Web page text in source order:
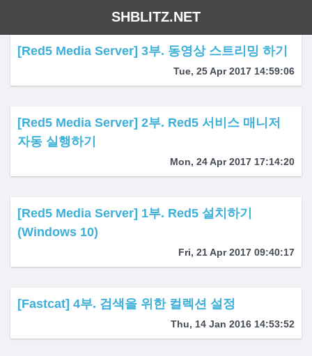
SHBLITZ.NET
[Red5 Media Server] 3부. 동영상 스트리밍 하기
Tue, 25 Apr 2017 14:59:06
[Red5 Media Server] 2부. Red5 서비스 매니저
자동 실행하기
Mon, 24 Apr 2017 17:14:20
[Red5 Media Server] 1부. Red5 설치하기
(Windows 10)
Fri, 21 Apr 2017 09:40:17
[Fastcat] 4부. 검색을 위한 컬렉션 설정
Thu, 14 Jan 2016 14:53:52